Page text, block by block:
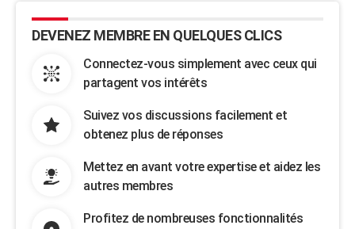
DEVENEZ MEMBRE EN QUELQUES CLICS
Connectez-vous simplement avec ceux qui
partagent vos intérêts
Suivez vos discussions facilement et
obtenez plus de réponses
Mettez en avant votre expertise et aidez les
autres membres
Profitez de nombreuses fonctionnalités